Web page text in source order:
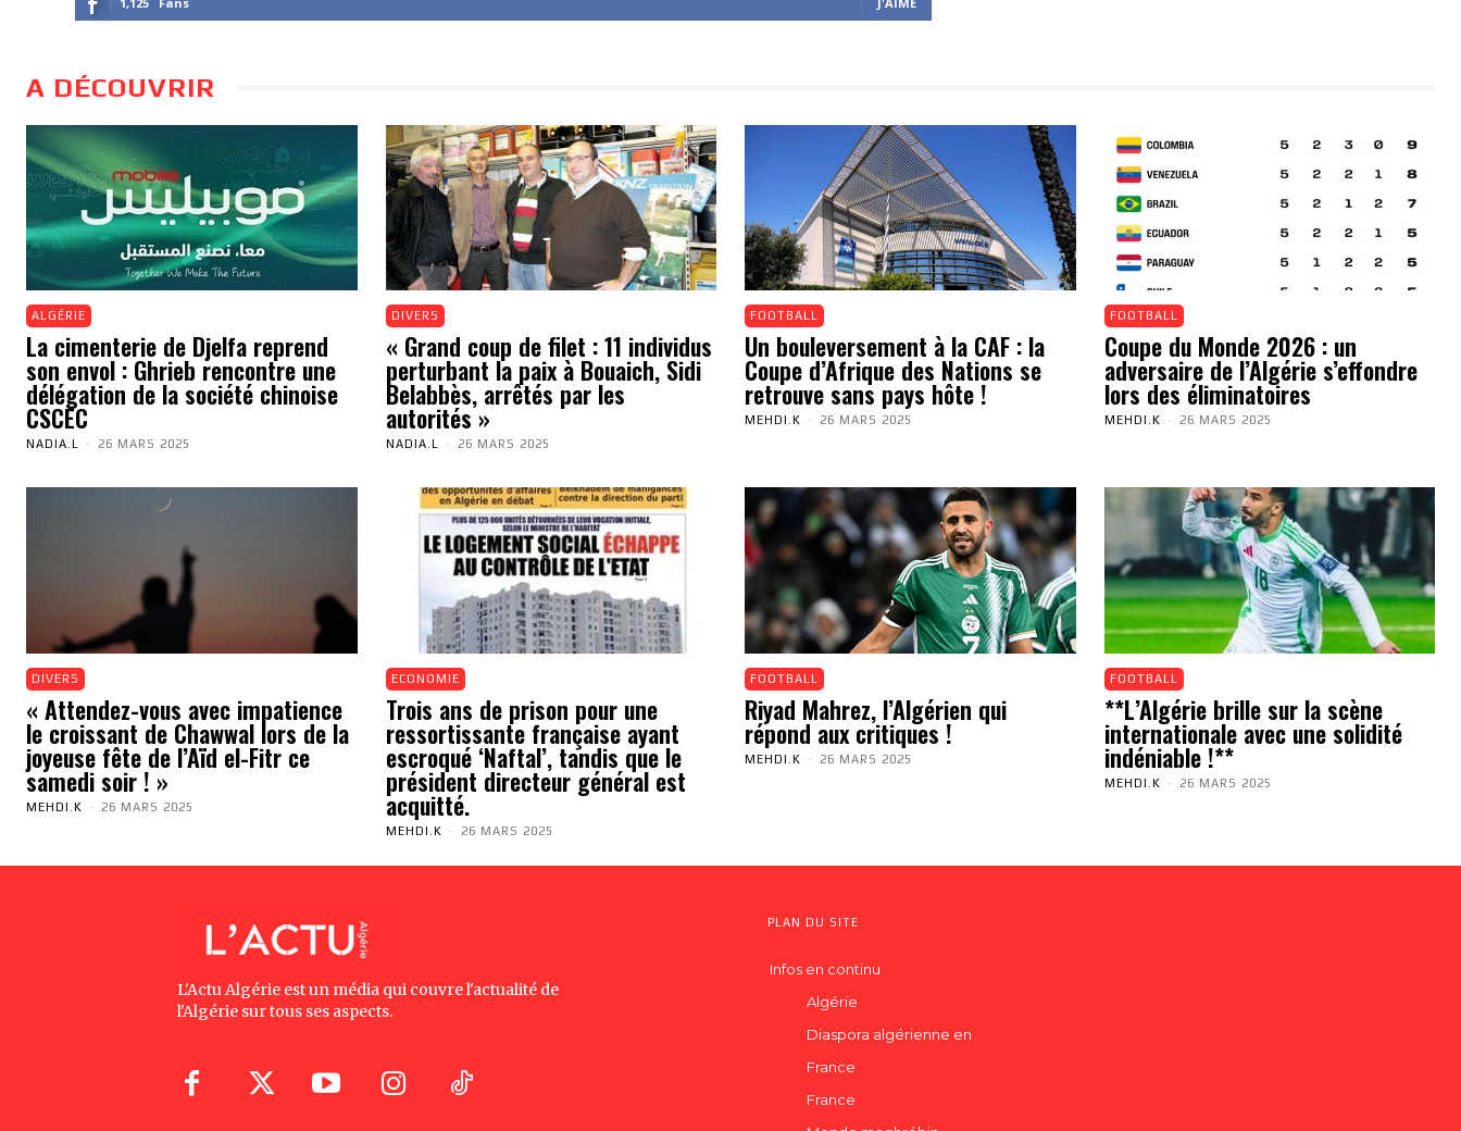
A DÉCOUVRIR
ALGÉRIE
La cimenterie de Djelfa reprend
son envol : Ghrieb rencontre une
délégation de la société chinoise
CSCEC
NADIA.L - 26 MARS 2025
DIVERS
« Grand coup de filet : 11 individus
perturbant la paix à Bouaich, Sidi
Belabbès, arrêtés par les
autorités »
NADIA.L - 26 MARS 2025
FOOTBALL
Un bouleversement à la CAF : la
Coupe d’Afrique des Nations se
retrouve sans pays hôte !
MEHDI.K - 26 MARS 2025
FOOTBALL
Coupe du Monde 2026 : un
adversaire de l’Algérie s’effondre
lors des éliminatoires
MEHDI.K - 26 MARS 2025
DIVERS
« Attendez-vous avec impatience
le croissant de Chawwal lors de la
joyeuse fête de l’Aïd el-Fitr ce
samedi soir ! »
MEHDI.K - 26 MARS 2025
ECONOMIE
Trois ans de prison pour une
ressortissante française ayant
escroqué ‘Naftal’, tandis que le
président directeur général est
acquitté.
MEHDI.K - 26 MARS 2025
FOOTBALL
Riyad Mahrez, l’Algérien qui
répond aux critiques !
MEHDI.K - 26 MARS 2025
FOOTBALL
**L’Algérie brille sur la scène
internationale avec une solidité
indéniable !**
MEHDI.K - 26 MARS 2025
L'Actu Algérie est un média qui couvre l'actualité de
l'Algérie sur tous ses aspects.
PLAN DU SITE
Infos en continu
Algérie
Diaspora algérienne en
France
France